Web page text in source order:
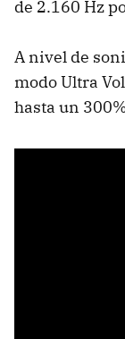
de 2.160 Hz
A nivel de
modo Ultra
hasta un